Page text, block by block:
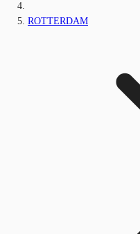
ROTTERDAM